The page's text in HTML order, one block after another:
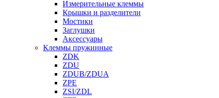
Измерительные клеммы
Крышки и разделители
Мостики
Заглушки
Аксессуары
Клеммы пружинные
ZDK
ZDU
ZDUB/ZDUA
ZPE
ZSI/ZDL